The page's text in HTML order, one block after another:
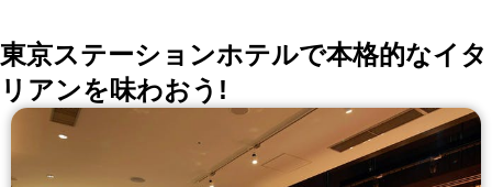
東京ステーションホテルで本格的なイタ
リアンを味わおう!